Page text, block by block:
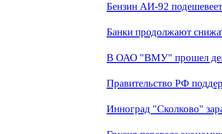
Бензин АИ-92
Банки продолжают
В ОАО "ВМУ" прошел
Правительство РФ
Инноград "Сколково"